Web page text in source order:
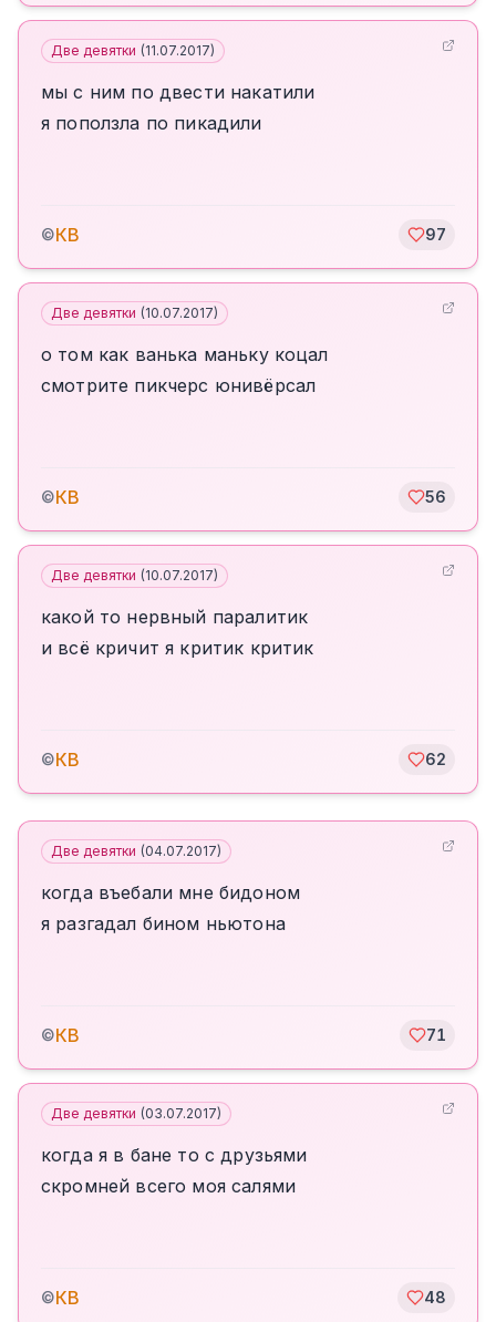
Две девятки (11.07.2017)
мы с ним по двести накатили
я поползла по пикадили
©КВ 97
Две девятки (10.07.2017)
о том как ванька маньку коцал
смотрите пикчерс юнивёрсал
©КВ 56
Две девятки (10.07.2017)
какой то нервный паралитик
и всё кричит я критик критик
©КВ 62
Две девятки (04.07.2017)
когда въебали мне бидоном
я разгадал бином ньютона
©КВ 71
Две девятки (03.07.2017)
когда я в бане то с друзьями
скромней всего моя салями
©КВ 48